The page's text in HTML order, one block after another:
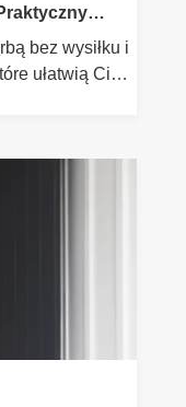
bez wysiłku i
ułatwią Ci